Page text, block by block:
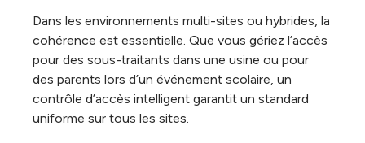
Dans les environnements multi-sites ou hybrides, la
cohérence est essentielle. Que vous gériez l’accès
pour des sous-traitants dans une usine ou pour
des parents lors d’un événement scolaire, un
contrôle d’accès intelligent garantit un standard
uniforme sur tous les sites.